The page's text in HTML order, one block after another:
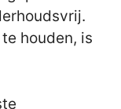
houden, is